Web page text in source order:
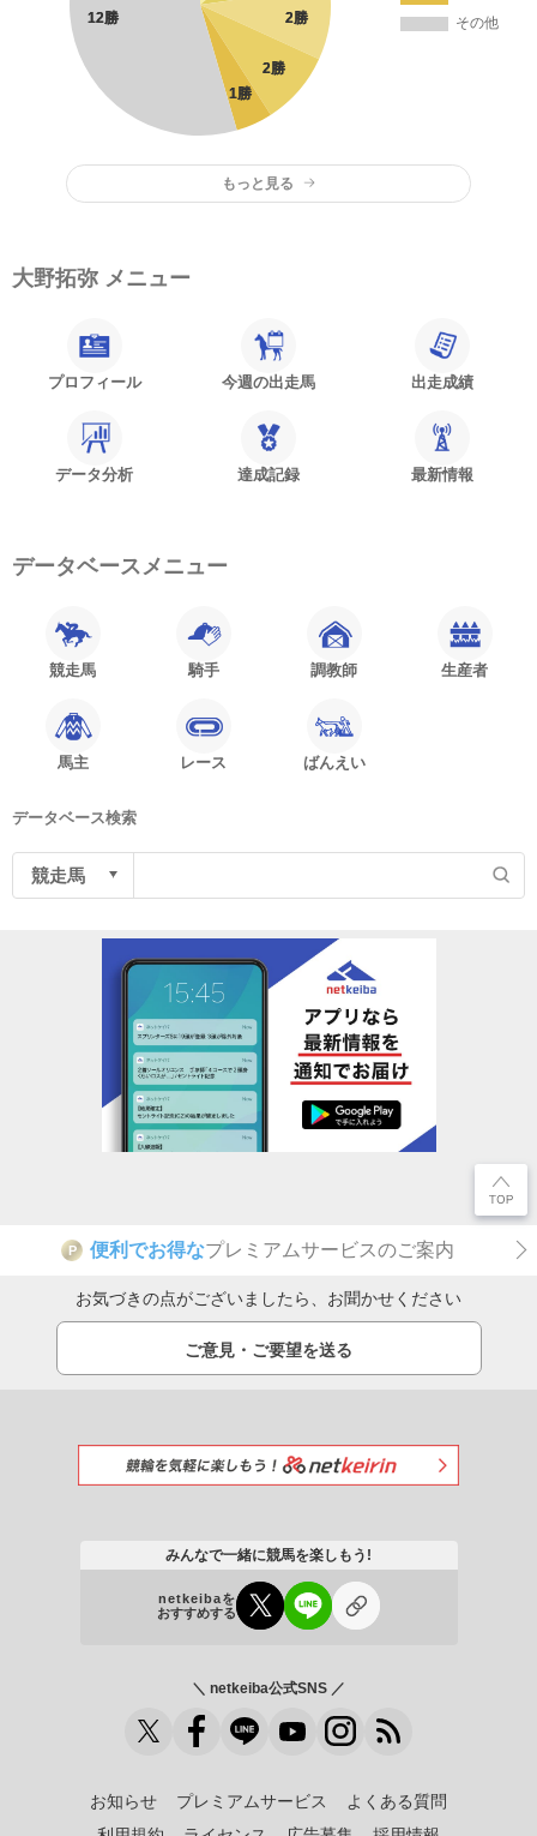
もっと見る
大野拓弥 メニュー
プロフィール 今週の出走馬 出走成績
データ分析 達成記録 最新情報
データベースメニュー
競走馬 騎手 調教師 生産者
馬主 レース ばんえい
データベース検索
P 便利でお得なプレミアムサービスのご案内
お気づきの点がございましたら、お聞かせください
ご意見・ご要望を送る
みんなで一緒に競馬を楽しもう!
netkeibaを
おすすめする
＼ netkeiba公式SNS ／
お知らせ プレミアムサービス
よくある質問